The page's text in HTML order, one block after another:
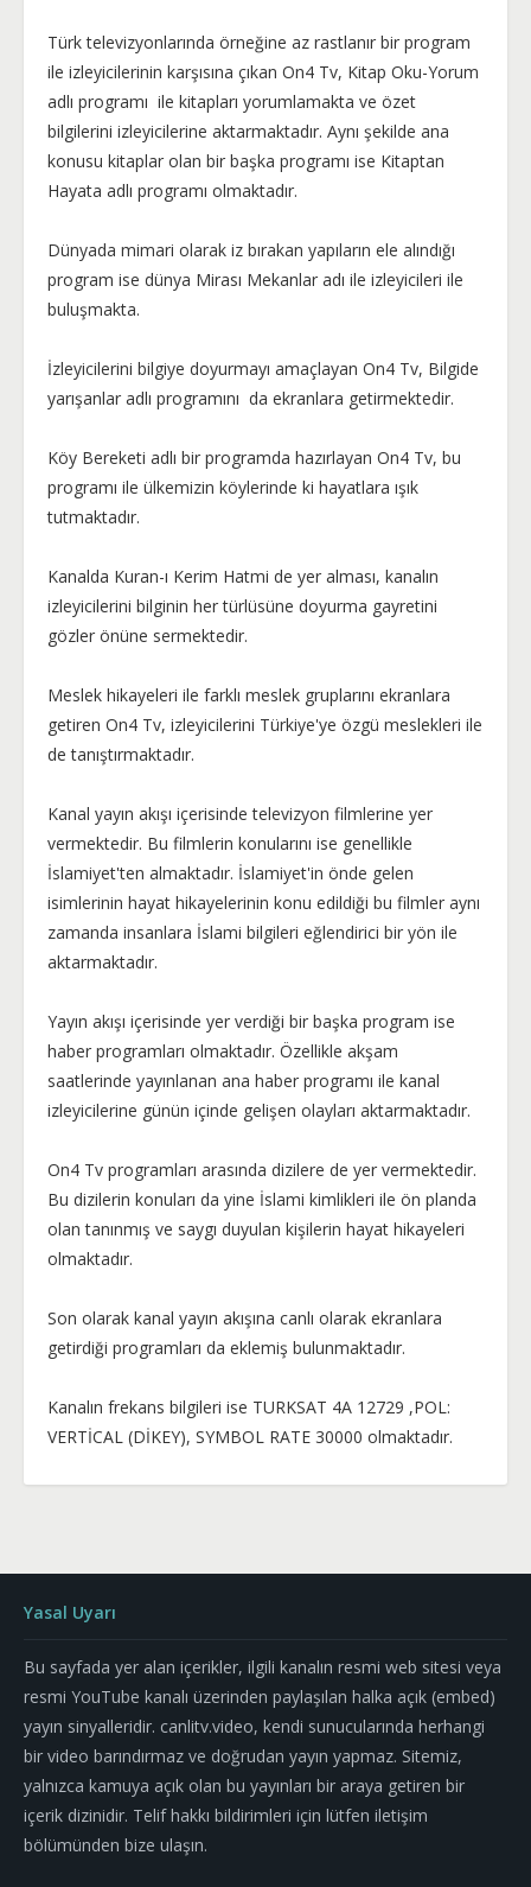
Türk televizyonlarında örneğine az rastlanır bir program
ile izleyicilerinin karşısına çıkan On4 Tv, Kitap Oku-Yorum
adlı programı ile kitapları yorumlamakta ve özet
bilgilerini izleyicilerine aktarmaktadır. Aynı şekilde ana
konusu kitaplar olan bir başka programı ise Kitaptan
Hayata adlı programı olmaktadır.
Dünyada mimari olarak iz bırakan yapıların ele alındığı
program ise dünya Mirası Mekanlar adı ile izleyicileri ile
buluşmakta.
İzleyicilerini bilgiye doyurmayı amaçlayan On4 Tv, Bilgide
yarışanlar adlı programını da ekranlara getirmektedir.
Köy Bereketi adlı bir programda hazırlayan On4 Tv, bu
programı ile ülkemizin köylerinde ki hayatlara ışık
tutmaktadır.
Kanalda Kuran-ı Kerim Hatmi de yer alması, kanalın
izleyicilerini bilginin her türlüsüne doyurma gayretini
gözler önüne sermektedir.
Meslek hikayeleri ile farklı meslek gruplarını ekranlara
getiren On4 Tv, izleyicilerini Türkiye'ye özgü meslekleri ile
de tanıştırmaktadır.
Kanal yayın akışı içerisinde televizyon filmlerine yer
vermektedir. Bu filmlerin konularını ise genellikle
İslamiyet'ten almaktadır. İslamiyet'in önde gelen
isimlerinin hayat hikayelerinin konu edildiği bu filmler aynı
zamanda insanlara İslami bilgileri eğlendirici bir yön ile
aktarmaktadır.
Yayın akışı içerisinde yer verdiği bir başka program ise
haber programları olmaktadır. Özellikle akşam
saatlerinde yayınlanan ana haber programı ile kanal
izleyicilerine günün içinde gelişen olayları aktarmaktadır.
On4 Tv programları arasında dizilere de yer vermektedir.
Bu dizilerin konuları da yine İslami kimlikleri ile ön planda
olan tanınmış ve saygı duyulan kişilerin hayat hikayeleri
olmaktadır.
Son olarak kanal yayın akışına canlı olarak ekranlara
getirdiği programları da eklemiş bulunmaktadır.
Kanalın frekans bilgileri ise TURKSAT 4A 12729 ,POL:
VERTİCAL (DİKEY), SYMBOL RATE 30000 olmaktadır.
Yasal Uyarı
Bu sayfada yer alan içerikler, ilgili kanalın resmi web sitesi veya
resmi YouTube kanalı üzerinden paylaşılan halka açık (embed)
yayın sinyalleridir. canlitv.video, kendi sunucularında herhangi
bir video barındırmaz ve doğrudan yayın yapmaz. Sitemiz,
yalnızca kamuya açık olan bu yayınları bir araya getiren bir
içerik dizinidir. Telif hakkı bildirimleri için lütfen iletişim
bölümünden bize ulaşın.